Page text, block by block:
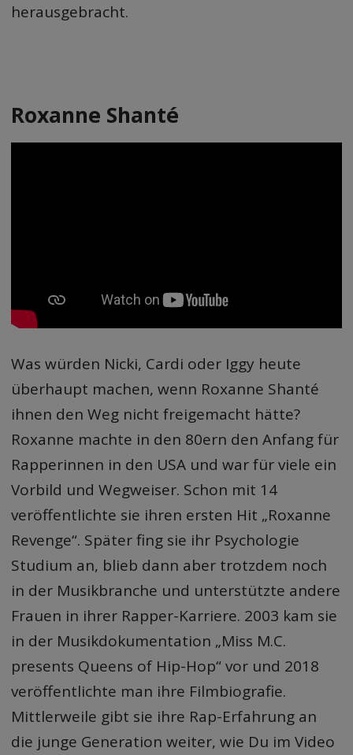
herausgebracht.
Roxanne Shanté
Was würden Nicki, Cardi oder Iggy heute
überhaupt machen, wenn Roxanne Shanté
ihnen den Weg nicht freigemacht hätte?
Roxanne machte in den 80ern den Anfang für
Rapperinnen in den USA und war für viele ein
Vorbild und Wegweiser. Schon mit 14
veröffentlichte sie ihren ersten Hit „Roxanne
Revenge“. Später fing sie ihr Psychologie
Studium an, blieb dann aber trotzdem noch
in der Musikbranche und unterstützte andere
Frauen in ihrer Rapper-Karriere. 2003 kam sie
in der Musikdokumentation „Miss M.C.
presents Queens of Hip-Hop“ vor und 2018
veröffentlichte man ihre Filmbiografie.
Mittlerweile gibt sie ihre Rap-Erfahrung an
die junge Generation weiter, wie Du im Video